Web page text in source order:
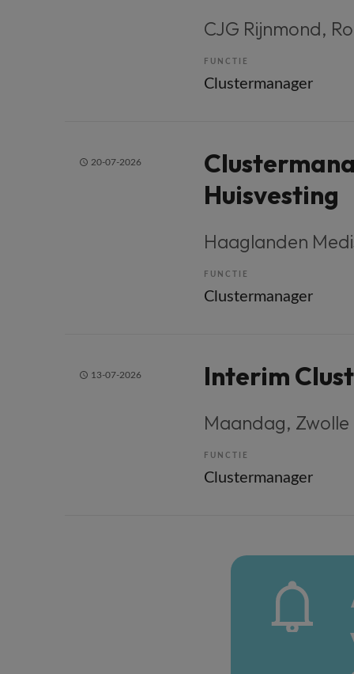
CJG Rijnmond,
FUNCTIE
Clustermanager
20-07-2026
Huisvesting
Haaglanden
FUNCTIE
Clustermanager
13-07-2026 Interim
Maandag, Zwolle
FUNCTIE
Clustermanager